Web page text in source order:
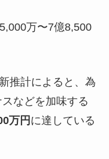
5,000万〜7億8,500
推計によると、為
などを加味する
万円に達している